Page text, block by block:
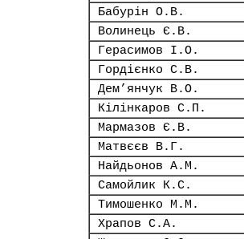
Бабурін О.В.
Волинець Є.В.
Герасимов І.О.
Гордієнко С.В.
Дем’янчук В.О.
Кілінкаров С.П.
Мармазов Є.В.
Матвєєв В.Г.
Найдьонов А.М.
Самойлик К.С.
Тимошенко М.М.
Храпов С.А.